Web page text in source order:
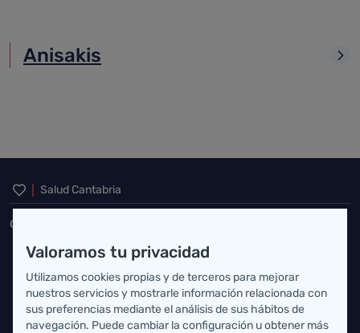
Anisakis
Inicio del pie de página
Salud Cantabria
Consejería de Salud
Federico Vial 13, 39009 Santander, Cantabria
atencionusuario@cantabria.es
942208130 942395562
Valoramos tu privacidad
Utilizamos cookies propias y de terceros para mejorar
nuestros servicios y mostrarle información relacionada con
sus preferencias mediante el análisis de sus hábitos de
navegación. Puede cambiar la configuración u obtener más